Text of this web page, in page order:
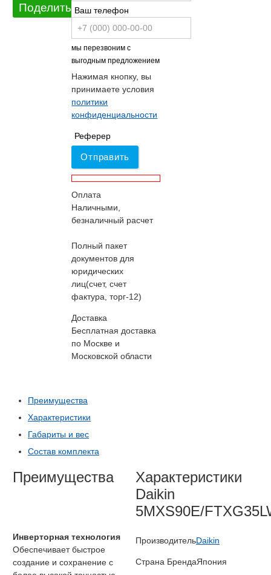
Ваш телефон
мы перезвоним с
выгодным предложением
Нажимая кнопку, вы
принимаете условия
политики
конфиденциальности
Реферер
Отправить
Оплата
Наличными,
безналичный расчет
Полный пакет
документов для
юридических
лиц(счет, счет
фактура, торг-12)
Доставка
Бесплатная доставка
по Москве и
Московской области
Поделиться
Преимущества
Характеристики
Габариты и вес
Состав комплекта
Преимущества
Инверторная технология
Обеспечивает быстрое
создание и сохранение с
Характеристики
Daikin
5MXS90E/
ПроизводительDaikin
Страна БрендаЯпония